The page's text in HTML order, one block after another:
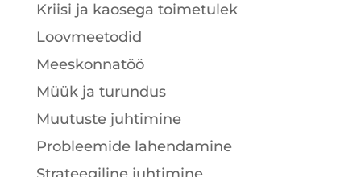
Kriisi ja kaosega toimetulek
Loovmeetodid
Meeskonnatöö
Müük ja turundus
Muutuste juhtimine
Probleemide lahendamine